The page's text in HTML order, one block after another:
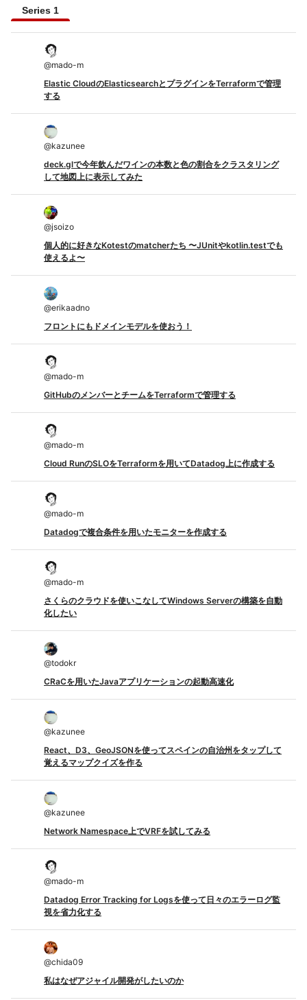
Series 1
@mado-m
Elastic CloudのElasticsearchとプラグインをTerraformで管理
する
@kazunee
deck.glで今年飲んだワインの本数と色の割合をクラスタリング
して地図上に表示してみた
@jsoizo
個人的に好きなKotestのmatcherたち 〜JUnitやkotlin.testでも
使えるよ〜
@erikaadno
フロントにもドメインモデルを使おう！
@mado-m
GitHubのメンバーとチームをTerraformで管理する
@mado-m
Cloud RunのSLOをTerraformを用いてDatadog上に作成する
@mado-m
Datadogで複合条件を用いたモニターを作成する
@mado-m
さくらのクラウドを使いこなしてWindows Serverの構築を自動
化したい
@todokr
CRaCを用いたJavaアプリケーションの起動高速化
@kazunee
React、D3、GeoJSONを使ってスペインの自治州をタップして
覚えるマップクイズを作る
@kazunee
Network Namespace上でVRFを試してみる
@mado-m
Datadog Error Tracking for Logsを使って日々のエラーログ監
視を省力化する
@chida09
私はなぜアジャイル開発がしたいのか